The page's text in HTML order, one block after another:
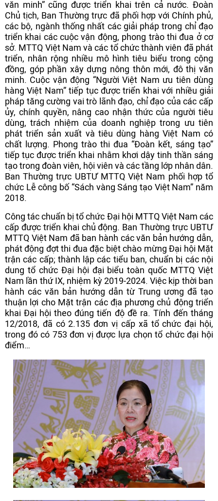
văn minh” cũng được triển khai trên cả nước. Đoàn
Chủ tịch, Ban Thường trực đã phối hợp với Chính phủ,
các bộ, ngành thống nhất các giải pháp trong chỉ đạo
triển khai các cuộc vận động, phong trào thi đua ở cơ
sở. MTTQ Việt Nam và các tổ chức thành viên đã phát
triển, nhân rộng nhiều mô hình tiêu biểu trong cộng
đồng, góp phần xây dựng nông thôn mới, đô thị văn
minh. Cuộc vận động “Người Việt Nam ưu tiên dùng
hàng Việt Nam” tiếp tục được triển khai với nhiều giải
pháp tăng cường vai trò lãnh đạo, chỉ đạo của các cấp
ủy, chính quyền, nâng cao nhận thức của người tiêu
dùng, trách nhiệm của doanh nghiệp trong ưu tiên
phát triển sản xuất và tiêu dùng hàng Việt Nam có
chất lượng. Phong trào thi đua “Đoàn kết, sáng tạo”
tiếp tục được triển khai nhằm khơi dậy tinh thần sáng
tạo trong đoàn viên, hội viên và các tầng lớp nhân dân.
Ban Thường trực UBTƯ MTTQ Việt Nam phối hợp tổ
chức Lễ công bố “Sách vàng Sáng tạo Việt Nam” năm
2018.
Công tác chuẩn bị tổ chức Đại hội MTTQ Việt Nam các
cấp được triển khai chủ động. Ban Thường trực UBTƯ
MTTQ Việt Nam đã ban hành các văn bản hướng dẫn,
phát động đợt thi đua đặc biệt chào mừng Đại hội Mặt
trận các cấp; thành lập các tiểu ban, chuẩn bị các nội
dung tổ chức Đại hội đại biểu toàn quốc MTTQ Việt
Nam lần thứ IX, nhiệm kỳ 2019-2024. Việc kịp thời ban
hành các văn bản hướng dẫn từ Trung ương đã tạo
thuận lợi cho Mặt trận các địa phương chủ động triển
khai Đại hội theo đúng tiến độ đề ra. Tính đến tháng
12/2018, đã có 2.135 đơn vị cấp xã tổ chức đại hội,
trong đó có 753 đơn vị được lựa chọn tổ chức đại hội
điểm…